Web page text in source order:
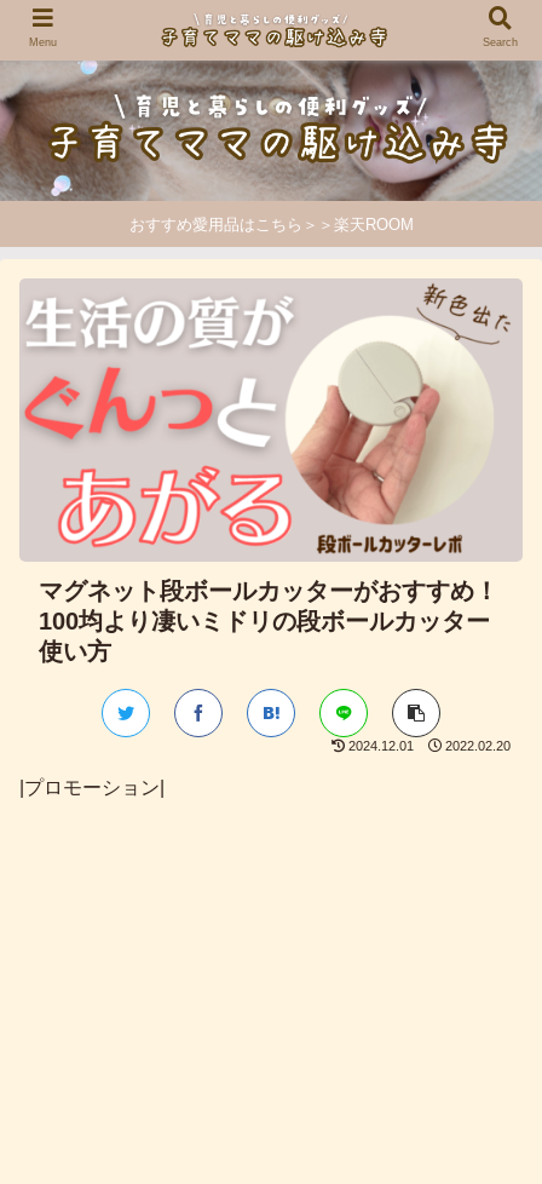
おすすめ愛用品はこちら＞＞楽天ROOM
マグネット段ボールカッターがおすすめ！
100均より凄いミドリの段ボールカッター
使い方
2024.12.01 2022.02.20
|プロモーション|
Menu Search